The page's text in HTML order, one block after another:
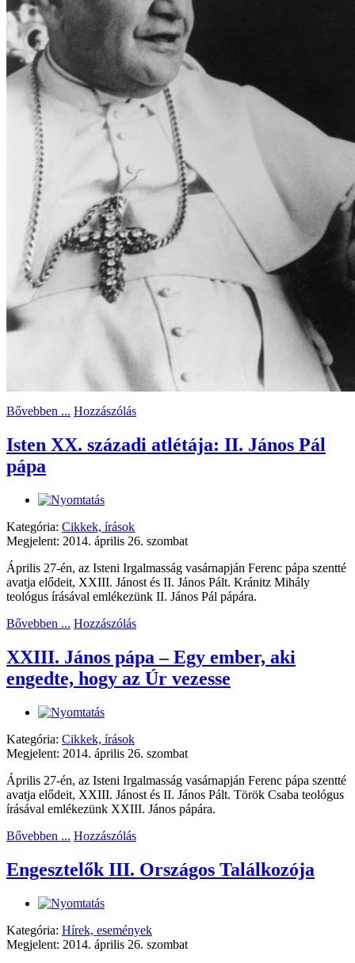
Bővebben ... Hozzászólás
Isten XX. századi atlétája: II. János Pál
pápa
Kategória: Cikkek, írások
Megjelent: 2014. április 26. szombat
Április 27-én, az Isteni Irgalmasság vasárnapján Ferenc pápa szentté
avatja elődeit, XXIII. Jánost és II. János Pált. Kránitz Mihály
teológus írásával emlékezünk II. János Pál pápára.
Bővebben ... Hozzászólás
XXIII. János pápa – Egy ember, aki
engedte, hogy az Úr vezesse
Kategória: Cikkek, írások
Megjelent: 2014. április 26. szombat
Április 27-én, az Isteni Irgalmasság vasárnapján Ferenc pápa szentté
avatja elődeit, XXIII. Jánost és II. János Pált. Török Csaba teológus
írásával emlékezünk XXIII. János pápára.
Bővebben ... Hozzászólás
Engesztelők III. Országos Találkozója
Kategória: Hírek, események
Megjelent: 2014. április 26. szombat